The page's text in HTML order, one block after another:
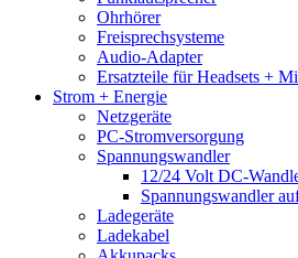
Ohrhörer
Freisprechsysteme
Audio-Adapter
Ersatzteile für Headsets +
Strom + Energie
Netzgeräte
PC-Stromversorgung
Spannungswandler
12/24 Volt DC-
Spannungswandler
Ladegeräte
Ladekabel